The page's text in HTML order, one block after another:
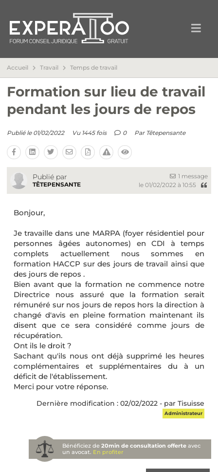
Accueil Travail Temps de travail
Formation sur lieu de travail
pendant les jours de repos
Publié le 01/02/2022 Vu 1445 fois 0 Par Têtepensante
Publié par
TÊTEPENSANTE
1 message
le 01/02/2022 à 10:55
Bonjour,
Je travaille dans une MARPA (foyer résidentiel pour
personnes âgées autonomes) en CDI à temps
complets actuellement nous sommes en
formation HACCP sur des jours de travail ainsi que
des jours de repos .
Bien avant que la formation ne commence notre
Directrice nous assuré que la formation serait
rémunéré sur nos jours de repos hors la direction à
changé d'avis en pleine formation maintenant ils
disent que ce sera considéré comme jours de
récupération.
Ont ils le droit ?
Sachant qu'ils nous ont déjà supprimé les heures
complémentaires et supplémentaires du à un
déficit de l'établissement.
Merci pour votre réponse.
Dernière modification : 02/02/2022 - par Tisuisse
Administrateur
Bénéficiez de20min de consultation offerte avec
un avocat. En profiter